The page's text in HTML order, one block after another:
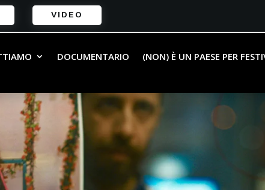
VIDEO
DOCUMENTARIO (NON) È UN PAESE PER